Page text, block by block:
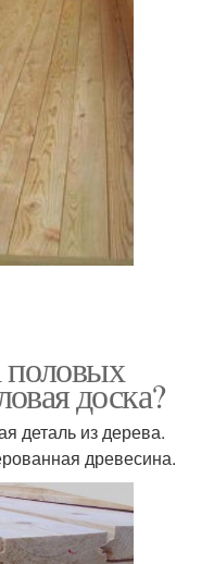
доска?
деталь из дерева.
древесина.